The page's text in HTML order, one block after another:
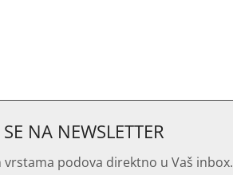
SE NA NEWSLETTER
vrstama podova direktno u Vaš inbox.